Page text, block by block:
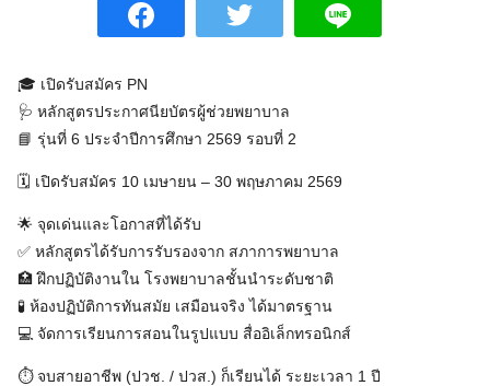
🎓 เปิดรับสมัคร PN
🩺 หลักสูตรประกาศนียบัตรผู้ช่วยพยาบาล
📘 รุ่นที่ 6 ประจำปีการศึกษา 2569 รอบที่ 2
🗓️ เปิดรับสมัคร 10 เมษายน – 30 พฤษภาคม 2569
🌟 จุดเด่นและโอกาสที่ได้รับ
✅ หลักสูตรได้รับการรับรองจาก สภาการพยาบาล
🏥 ฝึกปฏิบัติงานใน โรงพยาบาลชั้นนำระดับชาติ
🧪 ห้องปฏิบัติการทันสมัย เสมือนจริง ได้มาตรฐาน
💻 จัดการเรียนการสอนในรูปแบบ สื่ออิเล็กทรอนิกส์
⏱️ จบสายอาชีพ (ปวช. / ปวส.) ก็เรียนได้ ระยะเวลา 1 ปี